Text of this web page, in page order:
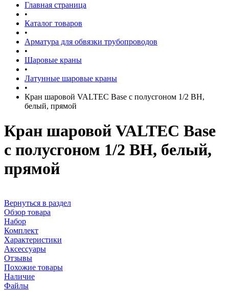
Главная страница
•
Каталог товаров
•
Арматура для обвязки трубопроводов
•
Шаровые краны
•
Латунные шаровые краны
•
Кран шаровой VALTEC Base с полусгоном 1/2 ВН,
белый, прямой
Кран шаровой VALTEC Base
с полусгоном 1/2 ВН, белый,
прямой
Вернуться в раздел
Обзор товара
Набор
Комплект
Характеристики
Аксессуары
Отзывы
Похожие товары
Наличие
Файлы